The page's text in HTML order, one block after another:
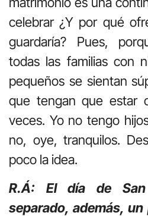
celebrar ¿Y por qué
guardaría? Pues,
todas las familias con
pequeños se sientan
que tengan que estar
veces. Yo no tengo
no, oye, tranquilos.
poco la idea.
R.Á: El día de San
separado, además,